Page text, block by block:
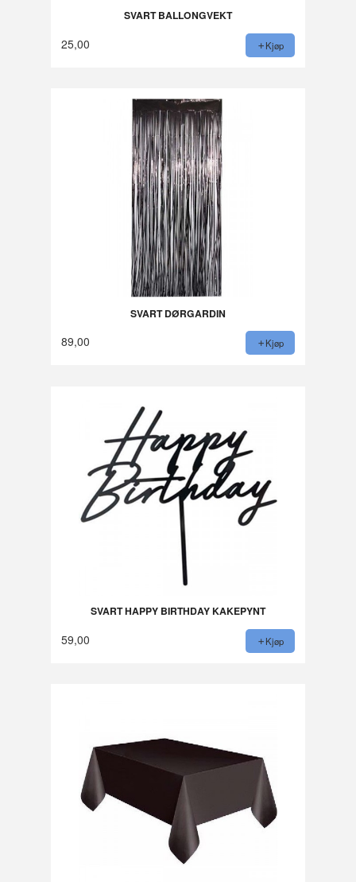
SVART BALLONGVEKT
25,00 Kjøp
SVART DØRGARDIN
89,00 Kjøp
SVART HAPPY BIRTHDAY KAKEPYNT
59,00 Kjøp